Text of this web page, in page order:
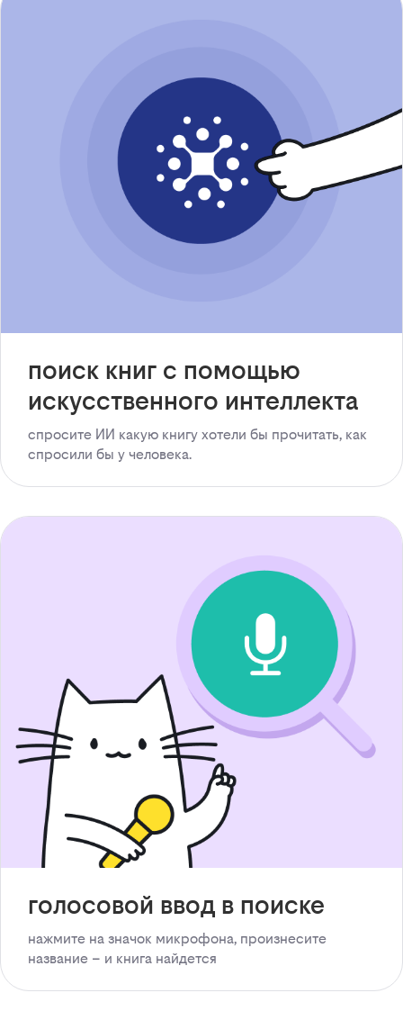
поиск книг с помощью
искусственного интеллекта
спросите ИИ какую книгу хотели бы прочитать, как
спросили бы у человека.
голосовой ввод в поиске
нажмите на значок микрофона, произнесите
название – и книга найдется